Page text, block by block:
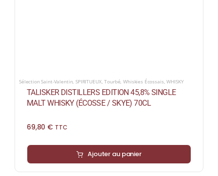
Sélection Saint-Valentin,SPIRITUEUX,Tourbé,Whiskies Écossais,WHISKY
TALISKER DISTILLERS EDITION 45,8% SINGLE
MALT WHISKY (ÉCOSSE / SKYE) 70CL
69,80 € TTC
Ajouter au panier